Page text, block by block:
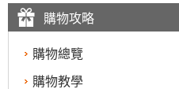
購物攻略
購物總覽
購物教學